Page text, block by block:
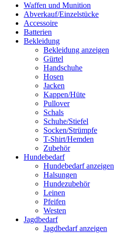
Waffen und Munition
Abverkauf/Einzelstücke
Accessoire
Batterien
Bekleidung
Bekleidung anzeigen
Gürtel
Handschuhe
Hosen
Jacken
Kappen/Hüte
Pullover
Schals
Schuhe/Stiefel
Socken/Strümpfe
T-Shirt/Hemden
Zubehör
Hundebedarf
Hundebedarf anzeigen
Halsungen
Hundezubehör
Leinen
Pfeifen
Westen
Jagdbedarf
Jagdbedarf anzeigen